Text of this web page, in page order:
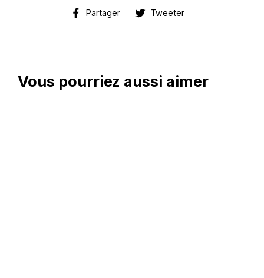
Partager
PartagerTweeter
Vous pourriez aussi aimer